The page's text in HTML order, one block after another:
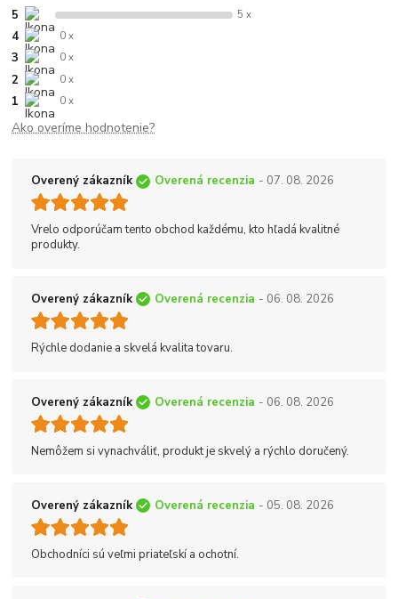
5 5 x
4 0 x
3 0 x
2 0 x
1 0 x
Ako overíme hodnotenie?
Overený zákazník Overená recenzia - 07. 08. 2026
Vrelo odporúčam tento obchod každému, kto hľadá kvalitné
produkty.
Overený zákazník Overená recenzia - 06. 08. 2026
Rýchle dodanie a skvelá kvalita tovaru.
Overený zákazník Overená recenzia - 06. 08. 2026
Nemôžem si vynachváliť, produkt je skvelý a rýchlo doručený.
Overený zákazník Overená recenzia - 05. 08. 2026
Obchodníci sú veľmi priateľskí a ochotní.